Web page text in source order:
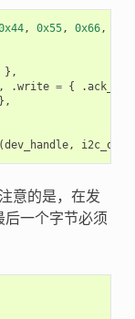
, 0x55, 0x66,
},
.write = { .
},
(dev_handle, i2c_ops
意的是，在发
后一个字节必须